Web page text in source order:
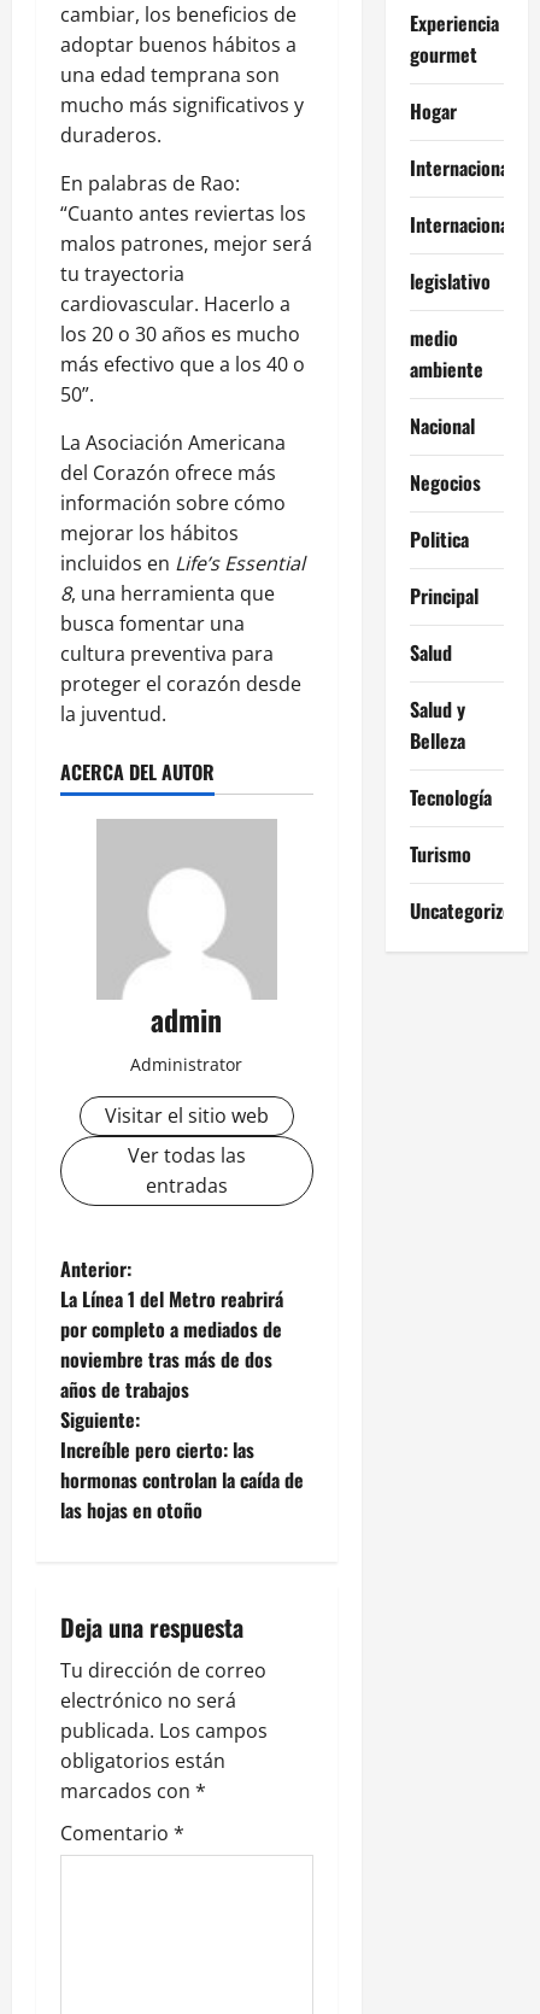
cambiar, los beneficios de
adoptar buenos hábitos a
una edad temprana son
mucho más significativos y
duraderos.
En palabras de Rao:
“Cuanto antes reviertas los
malos patrones, mejor será
tu trayectoria
cardiovascular. Hacerlo a
los 20 o 30 años es mucho
más efectivo que a los 40 o
50”.
La Asociación Americana
del Corazón ofrece más
información sobre cómo
mejorar los hábitos
incluidos en Life’s Essential
8, una herramienta que
busca fomentar una
cultura preventiva para
proteger el corazón desde
la juventud.
ACERCA DEL AUTOR
admin
Administrator
Visitar el sitio web
Ver todas las
entradas
N
a
v
e
g
a
i
ó
n
d
e
Anterior:
La Línea 1 del Metro reabrirá
por completo a mediados de
noviembre tras más de dos
años de trabajos
Siguiente:
Increíble pero cierto: las
hormonas controlan la caída de
las hojas en otoño
Deja una respuesta
Tu dirección de correo
electrónico no será
publicada. Los campos
obligatorios están
marcados con *
Comentario *
Experiencia
gourmet
Hogar
Internacional
Internacionales
legislativo
medio
ambiente
Nacional
Negocios
Politica
Principal
Salud
Salud y
Belleza
Tecnología
Turismo
Uncategorized